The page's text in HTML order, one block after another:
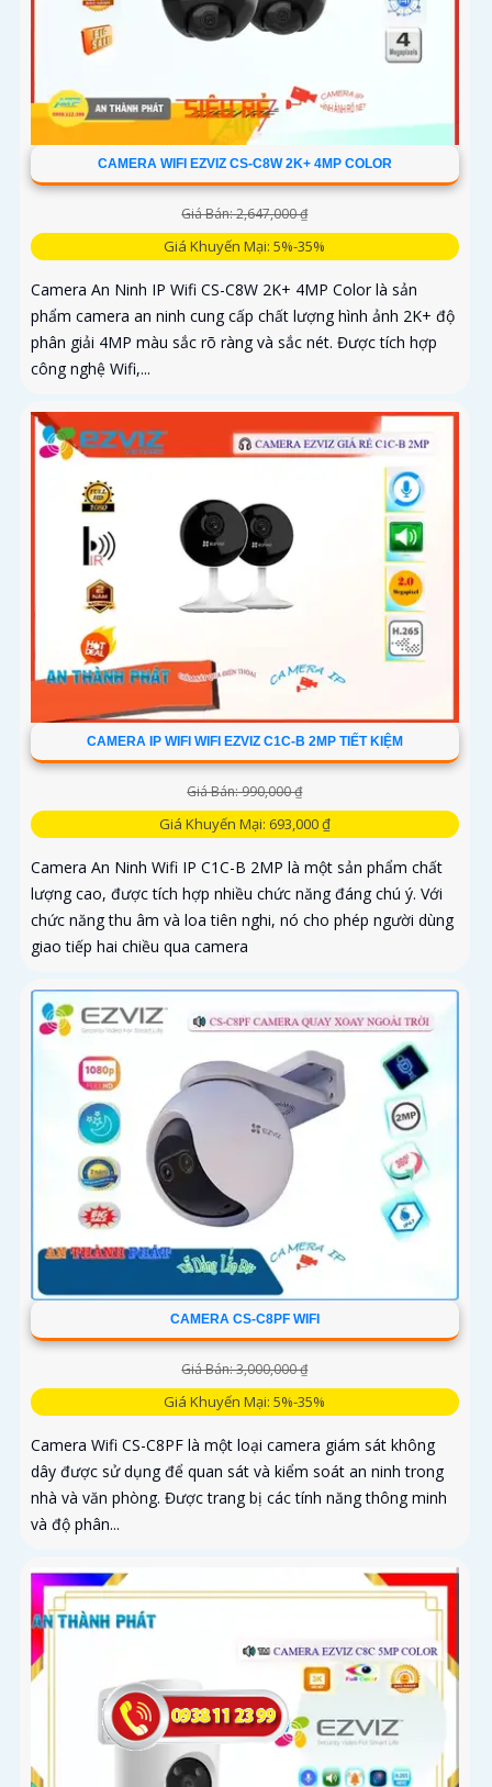
CAMERA WIFI EZVIZ CS-C8W 2K+ 4MP COLOR
Giá Bán: 2,647,000 ₫
Giá Khuyến Mại: 5%-35%
Camera An Ninh IP Wifi CS-C8W 2K+ 4MP Color là sản
phẩm camera an ninh cung cấp chất lượng hình ảnh 2K+ độ
phân giải 4MP màu sắc rõ ràng và sắc nét. Được tích hợp
công nghệ Wifi,...
CAMERA IP WIFI WIFI EZVIZ C1C-B 2MP TIẾT KIỆM
Giá Bán: 990,000 ₫
Giá Khuyến Mại: 693,000 ₫
Camera An Ninh Wifi IP C1C-B 2MP là một sản phẩm chất
lượng cao, được tích hợp nhiều chức năng đáng chú ý. Với
chức năng thu âm và loa tiên nghi, nó cho phép người dùng
giao tiếp hai chiều qua camera
CAMERA CS-C8PF WIFI
Giá Bán: 3,000,000 ₫
Giá Khuyến Mại: 5%-35%
Camera Wifi CS-C8PF là một loại camera giám sát không
dây được sử dụng để quan sát và kiểm soát an ninh trong
nhà và văn phòng. Được trang bị các tính năng thông minh
và độ phân...